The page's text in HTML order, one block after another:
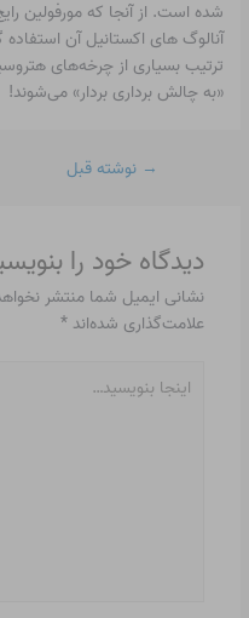
آنالوگ های اکستانیل آن
ترتیب بسیاری از چرخه‌های
«به چالش برداری بردار» می‌شوند!
→ نوشته قبل
دیدگاه‌ خود را
نشانی ایمیل شما منتشر
علامت‌گذاری شده‌اند *
بنویسید…